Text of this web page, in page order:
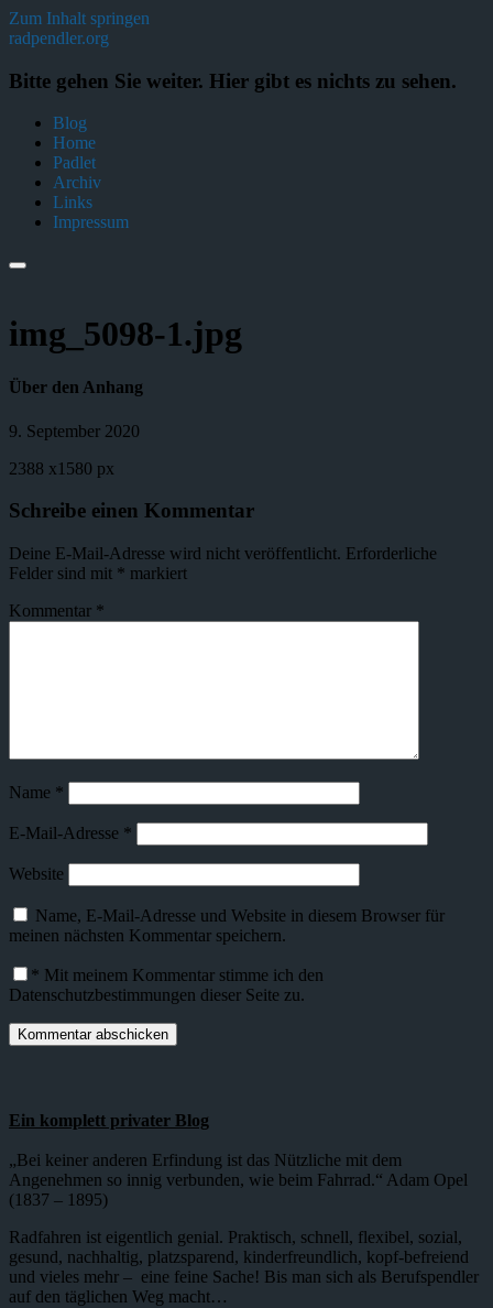
Zum Inhalt springen
radpendler.org
Bitte gehen Sie weiter. Hier gibt es nichts zu sehen.
Blog
Home
Padlet
Archiv
Links
Impressum
img_5098-1.jpg
Über den Anhang
9. September 2020
2388 x1580 px
Schreibe einen Kommentar
Deine E-Mail-Adresse wird nicht veröffentlicht. Erforderliche
Felder sind mit * markiert
Kommentar *
Name *
E-Mail-Adresse *
Website
Name, E-Mail-Adresse und Website in diesem Browser für
meinen nächsten Kommentar speichern.
* Mit meinem Kommentar stimme ich den
Datenschutzbestimmungen dieser Seite zu.
Ein komplett privater Blog
„Bei keiner anderen Erfindung ist das Nützliche mit dem
Angenehmen so innig verbunden, wie beim Fahrrad.“ Adam Opel
(1837 – 1895)
Radfahren ist eigentlich genial. Praktisch, schnell, flexibel, sozial,
gesund, nachhaltig, platzsparend, kinderfreundlich, kopf-befreiend
und vieles mehr – eine feine Sache! Bis man sich als Berufspendler
auf den täglichen Weg macht…